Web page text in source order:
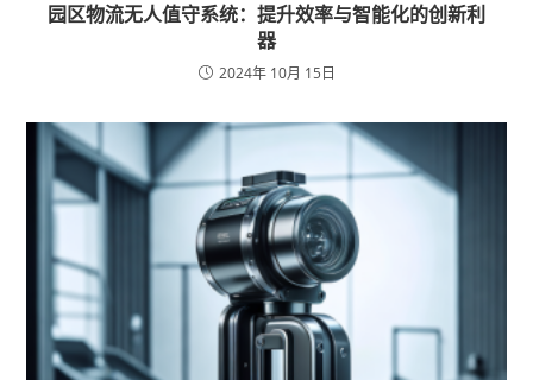
园区物流无人值守系统：提升效率与智能化的创新利
器
2024年 10月 15日